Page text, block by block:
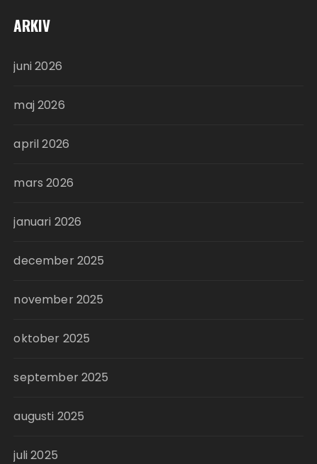
ARKIV
juni 2026
maj 2026
april 2026
mars 2026
januari 2026
december 2025
november 2025
oktober 2025
september 2025
augusti 2025
juli 2025